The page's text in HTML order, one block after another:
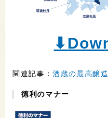
関連記事：酒蔵の最高醸
徳利のマナー